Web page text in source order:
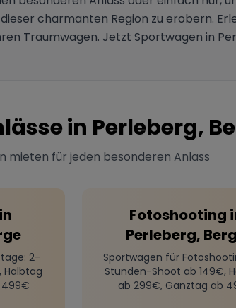
charmanten Region zu erobern.
Traumwagen. Jetzt Sportwagen in
in Perleberg,
mieten für jeden besonderen Anlass
in
: 2-
Halbtag
499€
Fotoshooting
Perleberg,
Sportwagen für
Stunden-Shoot ab 149€,
ab 299€, Ganztag ab